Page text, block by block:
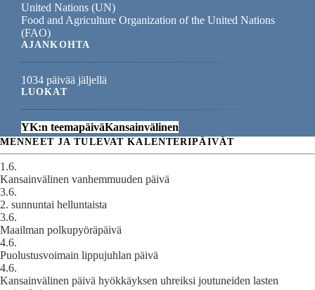
United Nations (UN)
Food and Agriculture Organization of the United Nations
(FAO)
AJANKOHTA
1034 päivää jäljellä
LUOKAT
YK:n teemapäiväKansainvälinen
MENNEET JA TULEVAT KALENTERIPÄIVÄT
1.6.
Kansainvälinen vanhemmuuden päivä
3.6.
2. sunnuntai helluntaista
3.6.
Maailman polkupyöräpäivä
4.6.
Puolustusvoimain lippujuhlan päivä
4.6.
Kansainvälinen päivä hyökkäyksen uhreiksi joutuneiden lasten